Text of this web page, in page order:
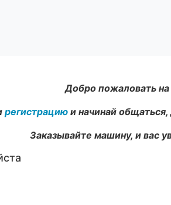
Добро пожаловать
регистрацию и начинай
Заказывайте машину, и вас